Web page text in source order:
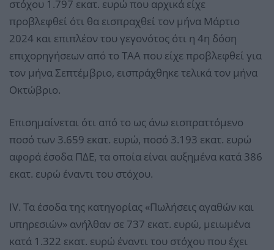
στόχου 1.797 εκατ. ευρώ που αρχικά είχε
προβλεφθεί ότι θα εισπραχθεί τον μήνα Μάρτιο
2024 και επιπλέον του γεγονότος ότι η 4η δόση
επιχορηγήσεων από το ΤΑΑ που είχε προβλεφθεί για
τον μήνα Σεπτέμβριο, εισπράχθηκε τελικά τον μήνα
Οκτώβριο.
Επισημαίνεται ότι από το ως άνω εισπραττόμενο
ποσό των 3.659 εκατ. ευρώ, ποσό 3.193 εκατ. ευρώ
αφορά έσοδα ΠΔΕ, τα οποία είναι αυξημένα κατά 386
εκατ. ευρώ έναντι του στόχου.
IV. Τα έσοδα της κατηγορίας «Πωλήσεις αγαθών και
υπηρεσιών» ανήλθαν σε 737 εκατ. ευρώ, μειωμένα
κατά 1.322 εκατ. ευρώ έναντι του στόχου που έχει